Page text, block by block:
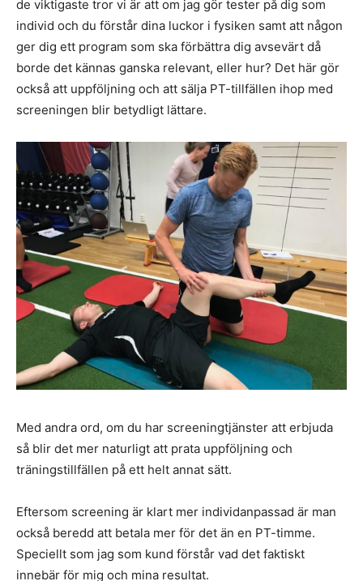
de viktigaste tror vi är att om jag gör tester på dig som
individ och du förstår dina luckor i fysiken samt att någon
ger dig ett program som ska förbättra dig avsevärt då
borde det kännas ganska relevant, eller hur? Det här gör
också att uppföljning och att sälja PT-tillfällen ihop med
screeningen blir betydligt lättare.
Med andra ord, om du har screeningtjänster att erbjuda
så blir det mer naturligt att prata uppföljning och
träningstillfällen på ett helt annat sätt.
Eftersom screening är klart mer individanpassad är man
också beredd att betala mer för det än en PT-timme.
Speciellt som jag som kund förstår vad det faktiskt
innebär för mig och mina resultat.